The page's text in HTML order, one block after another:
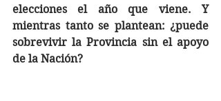
elecciones el año que viene. Y
mientras tanto se plantean: ¿puede
sobrevivir la Provincia sin el apoyo
de la Nación?